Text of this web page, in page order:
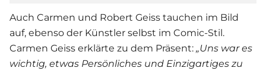
Auch Carmen und Robert Geiss tauchen im Bild
auf, ebenso der Künstler selbst im Comic-Stil.
Carmen Geiss erklärte zu dem Präsent: „Uns war es
wichtig, etwas Persönliches und Einzigartiges zu